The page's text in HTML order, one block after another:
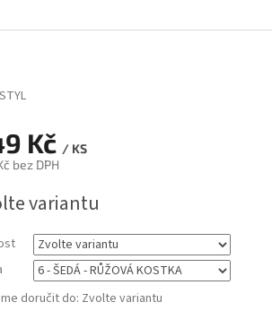
Kč / KS
bez DPH
variantu
doručit do: Zvolte variantu